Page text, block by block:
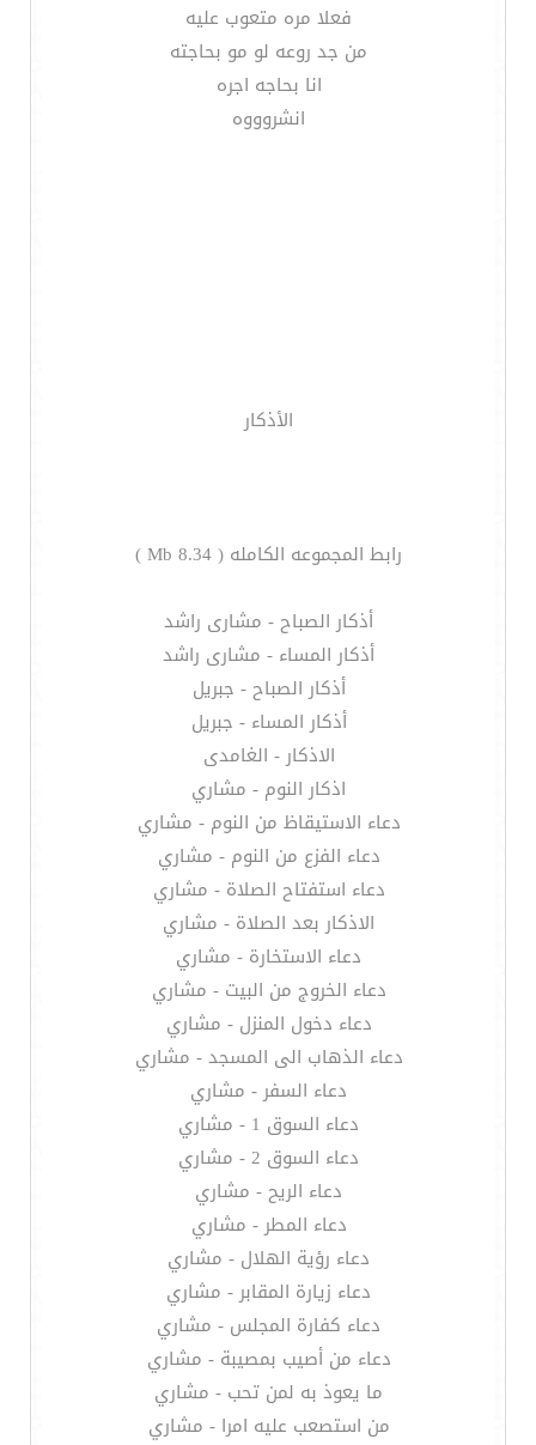
فعلا مره متعوب عليه
من جد روعه لو مو بحاجته
انا بحاجه اجره
انشروووه
الأذكار
رابط المجموعه الكامله ( 8.34 Mb )
أذكار الصباح - مشارى راشد
أذكار المساء - مشارى راشد
أذكار الصباح - جبريل
أذكار المساء - جبريل
الاذكار - الغامدى
اذكار النوم - مشاري
دعاء الاستيقاظ من النوم - مشاري
دعاء الفزع من النوم - مشاري
دعاء استفتاح الصلاة - مشاري
الاذكار بعد الصلاة - مشاري
دعاء الاستخارة - مشاري
دعاء الخروج من البيت - مشاري
دعاء دخول المنزل - مشاري
دعاء الذهاب الى المسجد - مشاري
دعاء السفر - مشاري
دعاء السوق 1 - مشاري
دعاء السوق 2 - مشاري
دعاء الريح - مشاري
دعاء المطر - مشاري
دعاء رؤية الهلال - مشاري
دعاء زيارة المقابر - مشاري
دعاء كفارة المجلس - مشاري
دعاء من أصيب بمصيبة - مشاري
ما يعوذ به لمن تحب - مشاري
من استصعب عليه امرا - مشاري